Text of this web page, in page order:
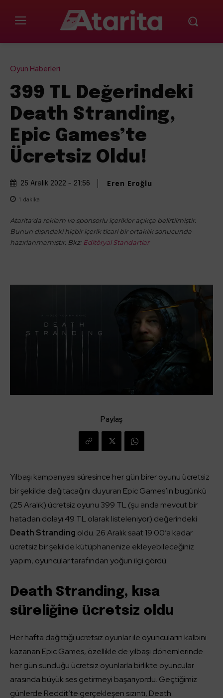
Oyun Haberleri
399 TL Değerindeki
Death Stranding,
Epic Games’te
Ücretsiz Oldu!
25 Aralık 2022 - 21:56 Eren Eroğlu
1 dakika
Atarita'da reklam ve sponsorlu içerikler açıkça belirtilmiştir.
Bunun dışındaki hiçbir içerik ticari bir ortaklık sonucunda
hazırlanmamıştır. Bkz: Editöryal Standartlar
Paylaş
Yılbaşı kampanyası süresince her gün birer oyunu ücretsiz
bir şekilde dağıtacağını duyuran Epic Games’in bugünkü
(25 Aralık) ücretsiz oyunu 399 TL (şu anda mevcut bir
hatadan dolayı 49 TL olarak listeleniyor) değerindeki
Death Stranding oldu. 26 Aralık saat 19.00’a kadar
ücretsiz bir şekilde kütüphanenize ekleyebileceğiniz
yapım, oyuncular tarafından yoğun ilgi gördü.
Death Stranding, kısa
süreliğine ücretsiz oldu
Her hafta dağıttığı ücretsiz oyunlar ile oyuncuların kalbini
kazanan Epic Games, özellikle de yılbaşı dönemlerinde
her gün sunduğu ücretsiz oyunlarla birlikte oyuncular
arasında büyük ses getirmeyi başarıyordu. Geçtiğimiz
günlerde Reddit’te gerçekleşen sızıntı, Death